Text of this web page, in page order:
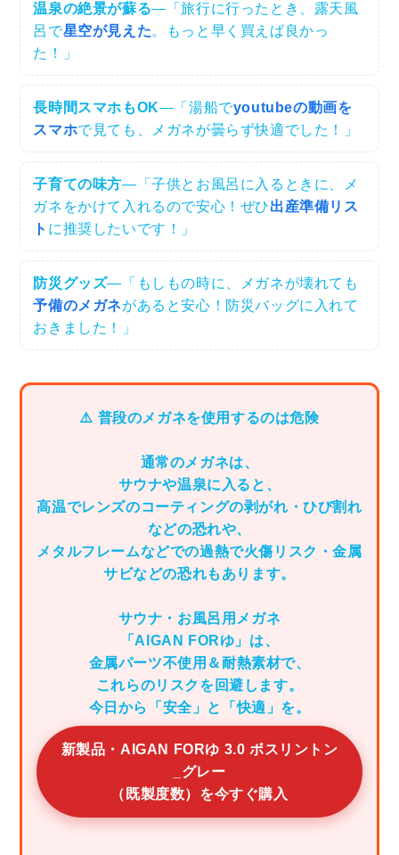
温泉の絶景が蘇る—「旅行に行ったとき、露天風
呂で星空が見えた。もっと早く買えば良かっ
た！」
長時間スマホもOK—「湯船でyoutubeの動画を
スマホで見ても、メガネが曇らず快適でした！」
子育ての味方—「子供とお風呂に入るときに、メ
ガネをかけて入れるので安心！ぜひ出産準備リス
ト に推奨したいです！」
防災グッズ—「もしもの時に、メガネが壊れても
予備のメガネがあると安心！防災バッグに入れて
おきました！」
⚠️ 普段のメガネを使用するのは危険
通常のメガネは、
サウナや温泉に入ると、
高温でレンズのコーティングの剥がれ・ひび割れ
などの恐れや、
メタルフレームなどでの過熱で火傷リスク・金属
サビなどの恐れもあります。
サウナ・お風呂用メガネ
「AIGAN FORゆ」は、
金属パーツ不使用＆耐熱素材で、
これらのリスクを回避します。
今日から「安全」と「快適」を。
新製品・AIGAN FORゆ 3.0 ボスリントン
_グレー
（既製度数）を今すぐ購入